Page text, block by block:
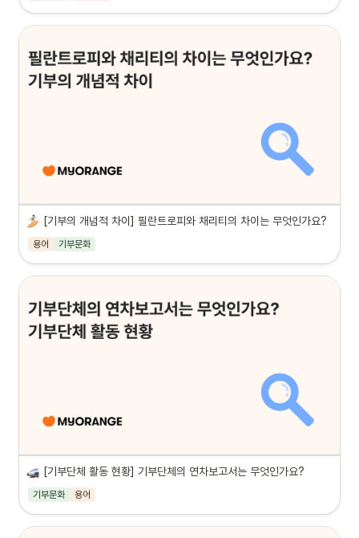
[기부의 개념적 차이] 필란트로피와 채리티의 차이는 무엇인가요?
용어 기부문화
[기부단체 활동 현황] 기부단체의 연차보고서는 무엇인가요?
기부문화 용어